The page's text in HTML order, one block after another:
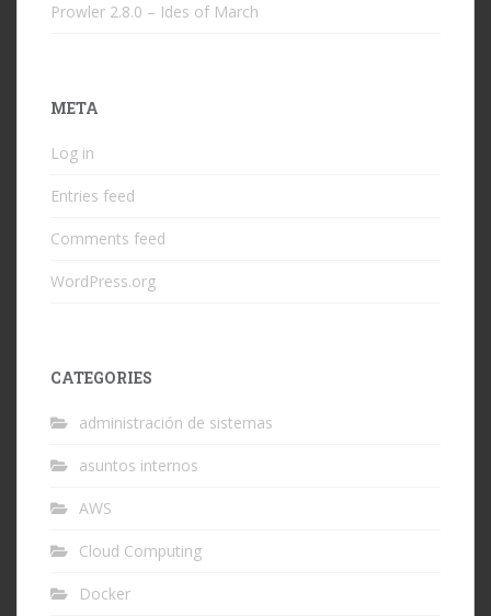
Prowler 2.8.0 – Ides of March
META
Log in
Entries feed
Comments feed
WordPress.org
CATEGORIES
administración de sistemas
asuntos internos
AWS
Cloud Computing
Docker